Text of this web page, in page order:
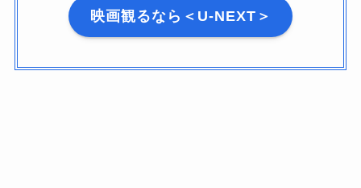
映画観るなら＜U-NEXT＞